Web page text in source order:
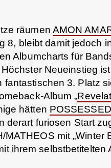
räumen AMON
8, bleibt damit jedoch
Albumcharts für
Neueinstieg ist
fantastischen 3. Platz
Album „
hätten POSSESSED
derart furiosen Start
mit „Winter
ihrem selbstbetitelten